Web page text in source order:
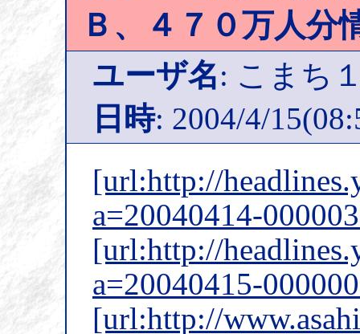
Ｂ、４７０万人分
ユーザ名: こまち
日時: 2004/4/
[url:http://
a=20040414-
[url:http://
a=20040415-
[url:http://